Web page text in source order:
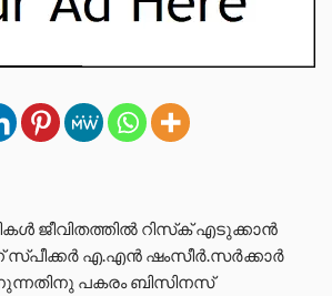
ജീവിതത്തില്‍ റിസ്‌ക് എടുക്കാന്‍
എ.എന്‍ ഷംസീര്‍.സര്‍ക്കാര്‍
പകരം ബിസിനസ്